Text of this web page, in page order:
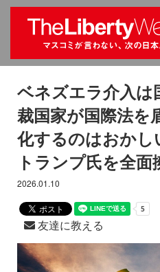
ベネズエラ介入は
裁国家が国際法を
化するのはおか
トランプ氏を全面
2026.01.10
友達に教える